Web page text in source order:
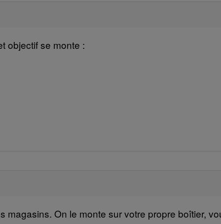
objectif se monte :
magasins. On le monte sur votre propre boîtier,